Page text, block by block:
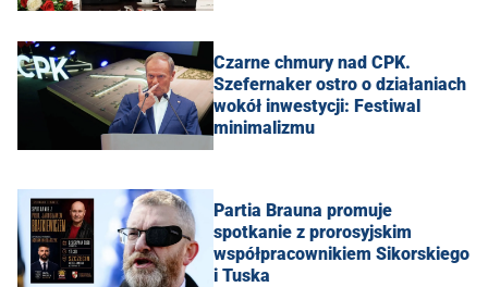
Czarne chmury nad CPK.
Szefernaker ostro o działaniach
wokół inwestycji: Festiwal
minimalizmu
Partia Brauna promuje
spotkanie z prorosyjskim
współpracownikiem Sikorskiego
i Tuska